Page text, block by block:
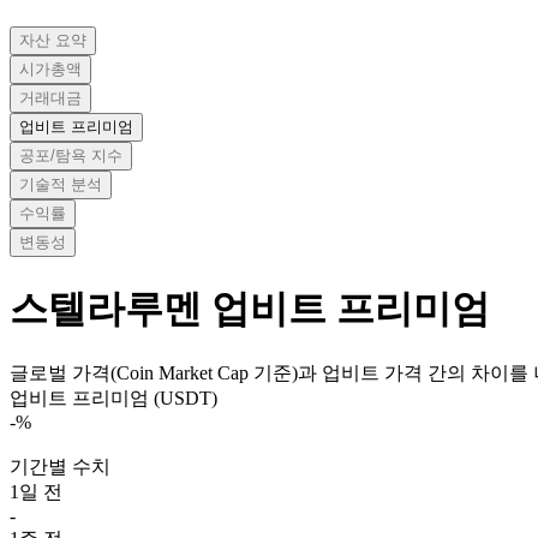
자산 요약
시가총액
거래대금
업비트 프리미엄
공포/탐욕 지수
기술적 분석
수익률
변동성
스텔라루멘 업비트 프리미엄
글로벌 가격(Coin Market Cap 기준)과 업비트 가격 간의 차이를
업비트 프리미엄 (USDT)
-%
기간별 수치
1일 전
-